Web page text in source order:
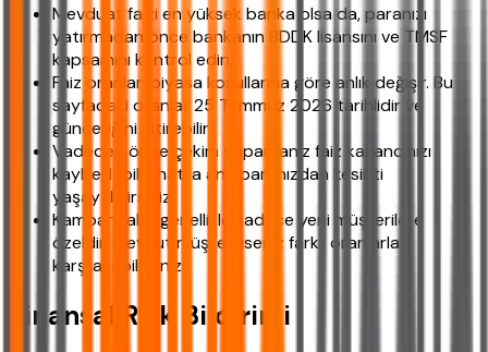
Mevduat faizi en yüksek banka olsa da, paranızı
yatırmadan önce bankanın BDDK lisansını ve TMSF
kapsamını kontrol edin.
Faiz oranları piyasa koşullarına göre anlık değişir. Bu
sayfadaki oranlar 25 Temmuz 2026 tarihlidir ve
güncelliğini yitirebilir.
Vadeden önce çekim yaparsanız faiz kazancınızı
kaybedebilir, hatta ana paranızdan kesinti
yaşayabilirsiniz.
Kampanyalar genellikle sadece yeni müşterilere
özeldir. Mevcut müşteri iseniz farklı oranlarla
karşılaşabilirsiniz.
Finansal Risk Bildirimi